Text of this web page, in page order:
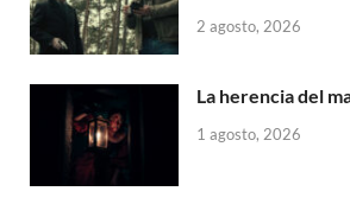
2 agosto, 2026
La herencia del
1 agosto, 2026